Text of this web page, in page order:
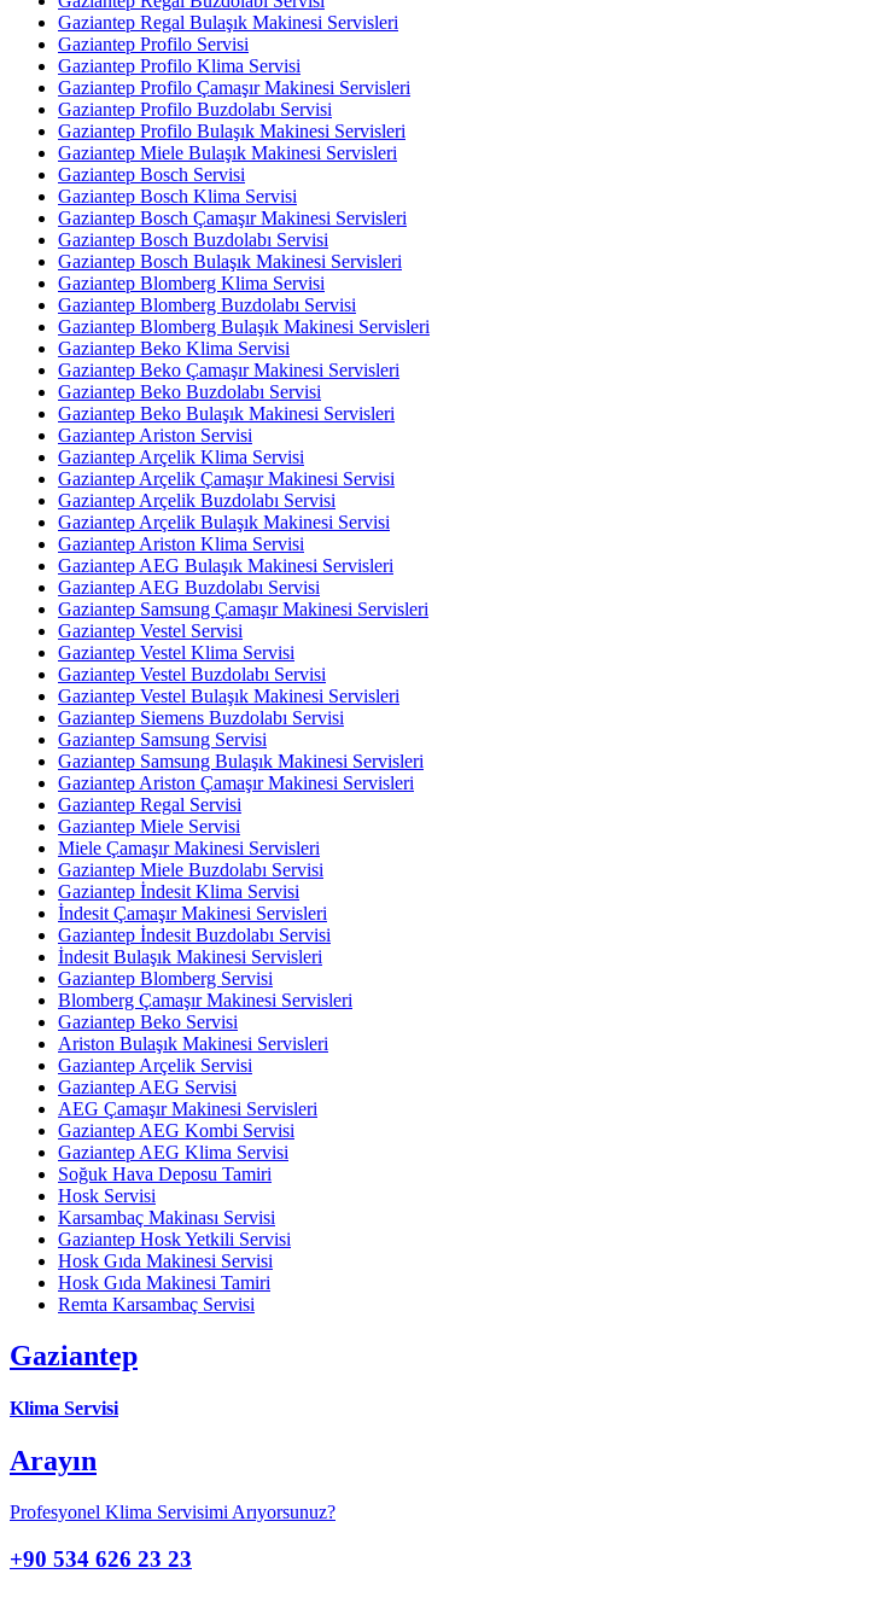
Gaziantep Regal Bulaşık Makinesi Servisleri
Gaziantep Profilo Servisi
Gaziantep Profilo Klima Servisi
Gaziantep Profilo Çamaşır Makinesi Servisleri
Gaziantep Profilo Buzdolabı Servisi
Gaziantep Profilo Bulaşık Makinesi Servisleri
Gaziantep Miele Bulaşık Makinesi Servisleri
Gaziantep Bosch Servisi
Gaziantep Bosch Klima Servisi
Gaziantep Bosch Çamaşır Makinesi Servisleri
Gaziantep Bosch Buzdolabı Servisi
Gaziantep Bosch Bulaşık Makinesi Servisleri
Gaziantep Blomberg Klima Servisi
Gaziantep Blomberg Buzdolabı Servisi
Gaziantep Blomberg Bulaşık Makinesi Servisleri
Gaziantep Beko Klima Servisi
Gaziantep Beko Çamaşır Makinesi Servisleri
Gaziantep Beko Buzdolabı Servisi
Gaziantep Beko Bulaşık Makinesi Servisleri
Gaziantep Ariston Servisi
Gaziantep Arçelik Klima Servisi
Gaziantep Arçelik Çamaşır Makinesi Servisi
Gaziantep Arçelik Buzdolabı Servisi
Gaziantep Arçelik Bulaşık Makinesi Servisi
Gaziantep Ariston Klima Servisi
Gaziantep AEG Bulaşık Makinesi Servisleri
Gaziantep AEG Buzdolabı Servisi
Gaziantep Samsung Çamaşır Makinesi Servisleri
Gaziantep Vestel Servisi
Gaziantep Vestel Klima Servisi
Gaziantep Vestel Buzdolabı Servisi
Gaziantep Vestel Bulaşık Makinesi Servisleri
Gaziantep Siemens Buzdolabı Servisi
Gaziantep Samsung Servisi
Gaziantep Samsung Bulaşık Makinesi Servisleri
Gaziantep Ariston Çamaşır Makinesi Servisleri
Gaziantep Regal Servisi
Gaziantep Miele Servisi
Miele Çamaşır Makinesi Servisleri
Gaziantep Miele Buzdolabı Servisi
Gaziantep İndesit Klima Servisi
İndesit Çamaşır Makinesi Servisleri
Gaziantep İndesit Buzdolabı Servisi
İndesit Bulaşık Makinesi Servisleri
Gaziantep Blomberg Servisi
Blomberg Çamaşır Makinesi Servisleri
Gaziantep Beko Servisi
Ariston Bulaşık Makinesi Servisleri
Gaziantep Arçelik Servisi
Gaziantep AEG Servisi
AEG Çamaşır Makinesi Servisleri
Gaziantep AEG Kombi Servisi
Gaziantep AEG Klima Servisi
Soğuk Hava Deposu Tamiri
Hosk Servisi
Karsambaç Makinası Servisi
Gaziantep Hosk Yetkili Servisi
Hosk Gıda Makinesi Servisi
Hosk Gıda Makinesi Tamiri
Remta Karsambaç Servisi
Gaziantep
Klima Servisi
Arayın
Profesyonel Klima Servisimi Arıyorsunuz?
+90 534 626 23 23